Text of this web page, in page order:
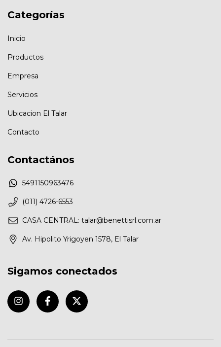
Categorías
Inicio
Productos
Empresa
Servicios
Ubicacion El Talar
Contacto
Contactános
5491150963476
(011) 4726-6553
CASA CENTRAL: talar@benettisrl.com.ar
Av. Hipolito Yrigoyen 1578, El Talar
Sigamos conectados